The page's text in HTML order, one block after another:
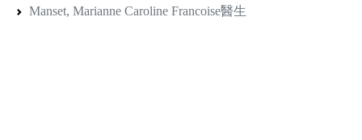
Manset, Marianne Caroline Francoise醫生